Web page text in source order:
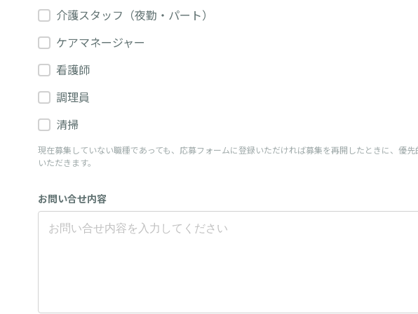
介護スタッフ（夜勤・パート）
ケアマネージャー
看護師
調理員
清掃
現在募集していない職種であっても、応募フォームに登録いただければ募集を再開したときに、優
いただきます。
お問い合せ内容